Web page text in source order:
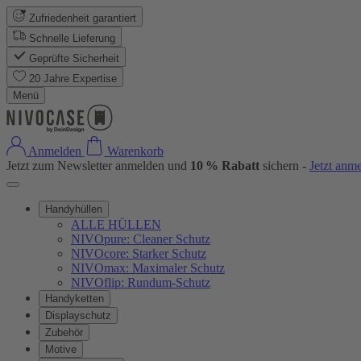
Zufriedenheit garantiert
Schnelle Lieferung
Geprüfte Sicherheit
20 Jahre Expertise
Menü
Anmelden
Warenkorb
Jetzt zum Newsletter anmelden und 10 % Rabatt sichern - Jetzt
Handyhüllen
ALLE HÜLLEN
NIVOpure: Cleaner Schutz
NIVOcore: Starker Schutz
NIVOmax: Maximaler Schutz
NIVOflip: Rundum-Schutz
Handyketten
Displayschutz
Zubehör
Motive